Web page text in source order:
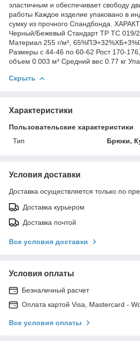
эластичным и обеспечивает свободу
работы Каждое изделие упаковано в
сумку из прочного Спандбонда.
Черный/Бежевый Стандарт ТР ТС 019/
Материал 255 г/м²,
Размеры с 44-46 по 60-62 Рост 170-
объем 0.003 м³ Средний вес 0.77 кг
Скрыть
Характеристики
Пользовательские характеристики
Тип
Брюки,
Условия доставки
Доставка осуществляется только по
Доставка курьером
Доставка почтой
Все условия доставки
Условия оплаты
Безналичный расчет
Оплата картой Visa, Mastercard -
Все условия оплаты